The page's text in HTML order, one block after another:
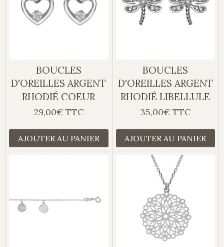
BOUCLES
D'OREILLES ARGENT
RHODIÉ COEUR
29,00€ TTC
AJOUTER AU PANIER
BOUCLES
D'OREILLES ARGENT
RHODIÉ LIBELLULE
35,00€ TTC
AJOUTER AU PANIER